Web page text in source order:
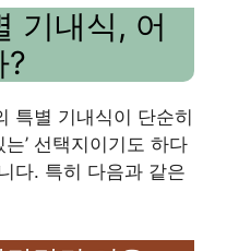
기내식, 어
?
특별 기내식이 단순히
는’ 선택지이기도 하다
다. 특히 다음과 같은